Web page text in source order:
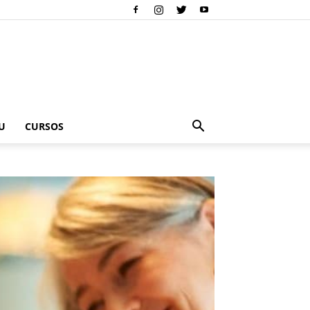
CURSOS